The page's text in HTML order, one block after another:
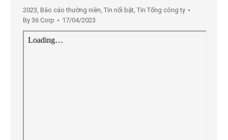
2023, Báo cáo thường niên, Tin nổi bật, Tin Tổng công ty
By 36 Corp 17/04/2023